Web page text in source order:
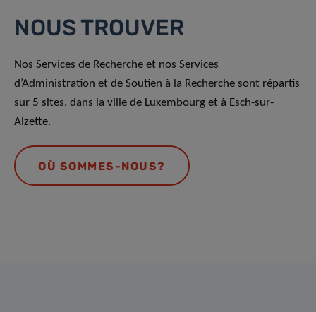
NOUS TROUVER
Nos Services de Recherche et nos Services
d’Administration et de Soutien à la Recherche sont répartis
sur 5 sites, dans la ville de Luxembourg et à Esch-sur-
Alzette.
OÙ SOMMES-NOUS?